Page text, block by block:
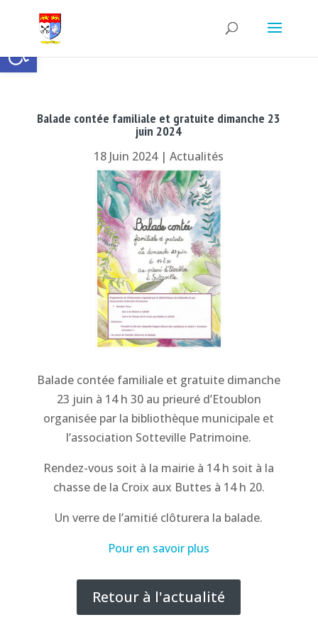
Ouvrir la barre d’outils
Balade contée familiale et gratuite dimanche 23
juin 2024
18 Juin 2024 |Actualités
Balade contée familiale et gratuite dimanche
23 juin à 14 h 30 au prieuré d’Etoublon
organisée par la bibliothèque municipale et
l’association Sotteville Patrimoine.
Rendez-vous soit à la mairie à 14 h soit à la
chasse de la Croix aux Buttes à 14 h 20.
Un verre de l’amitié clôturera la balade.
Pour en savoir plus
Retour à l'actualité